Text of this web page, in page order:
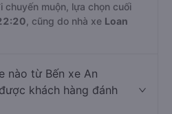
chuyến muộn, lựa chọn cuối
, cũng do nhà xe Loan
nào từ Bến xe An
khách hàng đánh